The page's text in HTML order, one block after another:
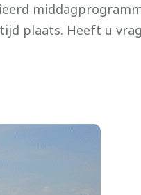
plaats. Heeft u